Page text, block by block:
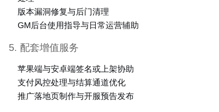
版本漏洞修复与后门清理
GM后台使用指导与日常运营辅助
5. 配套增值服务
苹果端与安卓端签名或上架协助
支付风控处理与结算通道优化
推广落地页制作与开服预告发布